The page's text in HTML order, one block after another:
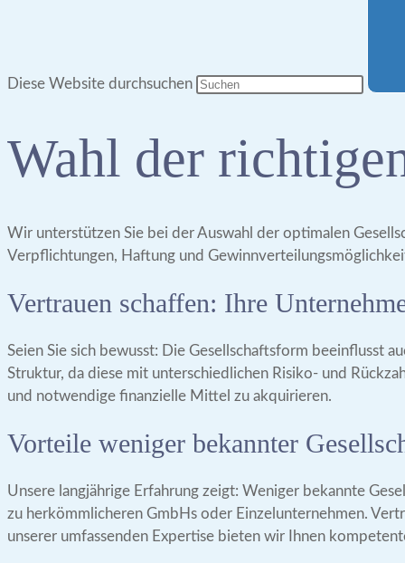
Diese Website durchsuchen
Wahl der
Wir unterstützen Sie bei der Auswahl der optimalen
Verpflichtungen, Haftung und
Vertrauen schaffen: Ihre
Seien Sie sich bewusst: Die Gesellschaftsform beeinflusst
Struktur, da diese mit unterschiedlichen Risiko- und
und notwendige finanzielle Mittel zu akquirieren.
Vorteile weniger bekannter
Unsere langjährige Erfahrung zeigt: Weniger bekannte
zu herkömmlicheren GmbHs oder Einzelunternehmen.
unserer umfassenden Expertise bieten wir Ihnen